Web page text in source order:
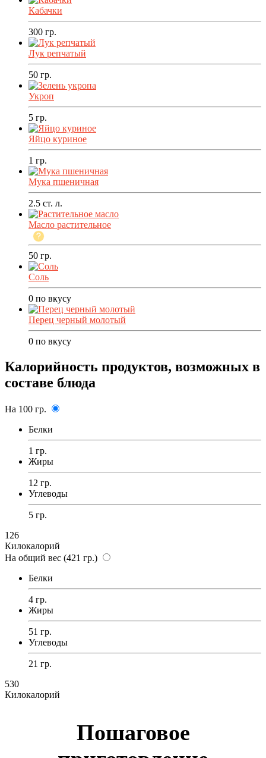
Кабачки
300 гр.
Лук репчатый
50 гр.
Укроп
5 гр.
Яйцо куриное
1 гр.
Мука пшеничная
2.5 ст. л.
Масло растительное
50 гр.
Соль
0 по вкусу
Перец черный молотый
0 по вкусу
Калорийность продуктов, возможных в
составе блюда
На 100 гр.
Белки
1 гр.
Жиры
12 гр.
Углеводы
5 гр.
126
Килокалорий
На общий вес (421 гр.)
Белки
4 гр.
Жиры
51 гр.
Углеводы
21 гр.
530
Килокалорий
Пошаговое